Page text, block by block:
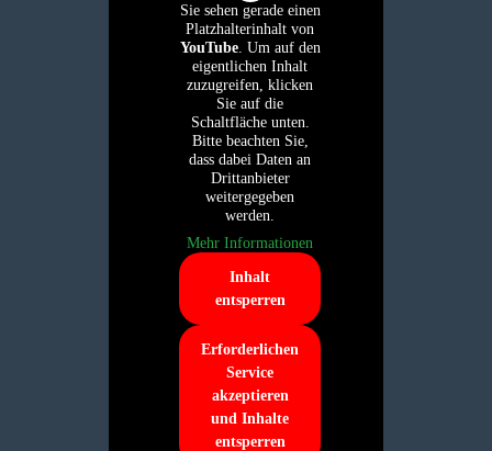
Sie sehen gerade einen
Platzhalterinhalt von
YouTube. Um auf den
eigentlichen Inhalt
zuzugreifen, klicken
Sie auf die
Schaltfläche unten.
Bitte beachten Sie,
dass dabei Daten an
Drittanbieter
weitergegeben
werden.
Mehr Informationen
Inhalt
entsperren
Erforderlichen
Service
akzeptieren
und Inhalte
entsperren